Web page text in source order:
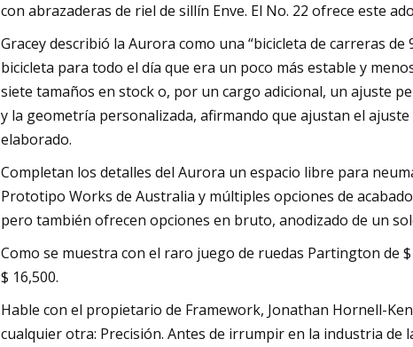
con abrazaderas de riel de sillín Enve. El No. 22 ofrece este
Gracey describió la Aurora como una “bicicleta de carreras
bicicleta para todo el día que era un poco más estable y
siete tamaños en stock o, por un cargo adicional, un ajuste
y la geometría personalizada, afirmando que ajustan el
elaborado.
Completan los detalles del Aurora un espacio libre para
Prototipo Works de Australia y múltiples opciones de
pero también ofrecen opciones en bruto, anodizado de un
Como se muestra con el raro juego de ruedas Partington de
$ 16,500.
Hable con el propietario de Framework, Jonathan Hornell-
cualquier otra: Precisión. Antes de irrumpir en la industria de